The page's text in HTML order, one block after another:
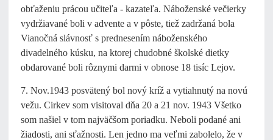
obťaženiu prácou učiteľa - kazateľa. Náboženské večierky
vydržiavané boli v advente a v pôste, tiež zadržaná bola
Vianočná slávnosť s prednesením náboženského
divadelného kúsku, na ktorej chudobné školské dietky
obdarované boli rôznymi darmi v obnose 18 tisíc Lejov.
7. Nov.1943 posvätený bol nový kríž a vytiahnutý na novú
vežu. Cirkev som visitoval dňa 20 a 21 nov. 1943 Všetko
som našiel v tom najväčšom poriadku. Neboli podané ani
žiadosti, ani sťažnosti. Len jedno ma veľmi zabolelo, že v